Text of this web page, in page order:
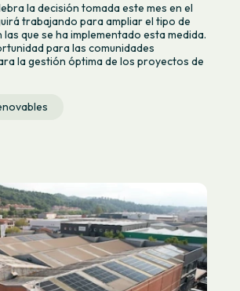
la decisión tomada este mes en el
trabajando para ampliar el tipo de
que se ha implementado esta medida.
para las comunidades
la gestión óptima de los proyectos de